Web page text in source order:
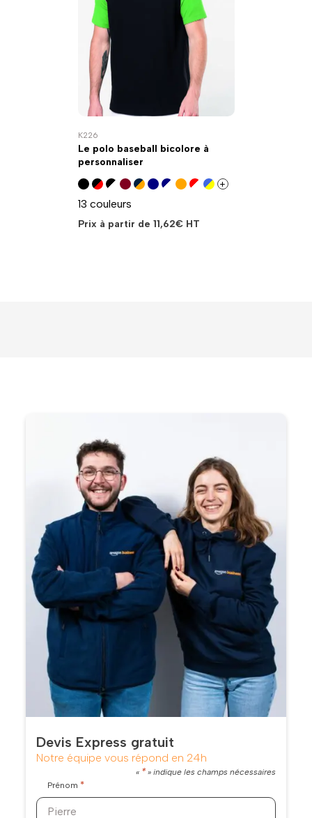
K226
Le polo baseball bicolore à
personnaliser
+
13 couleurs
Prix à partir de 11,62€HT
Devis Express gratuit
Notre équipe vous répond en 24h
« *» indique les champs nécessaires
Prénom *